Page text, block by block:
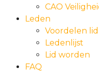
CAO
Leden
Voordelen
Ledenlijst
Lid worden
FAQ